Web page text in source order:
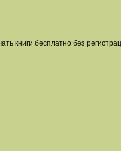
книги бесплатно без